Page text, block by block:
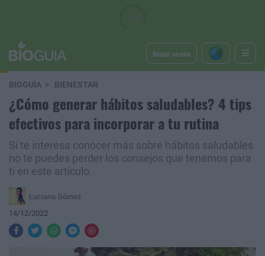
Iniciar sesión
BIOGUÍA BIENESTAR
¿Cómo generar hábitos saludables? 4 tips
efectivos para incorporar a tu rutina
Si te interesa conocer más sobre hábitos saludables
no te puedes perder los consejos que tenemos para
ti en este artículo.
Luciana Gómez
14/12/2022